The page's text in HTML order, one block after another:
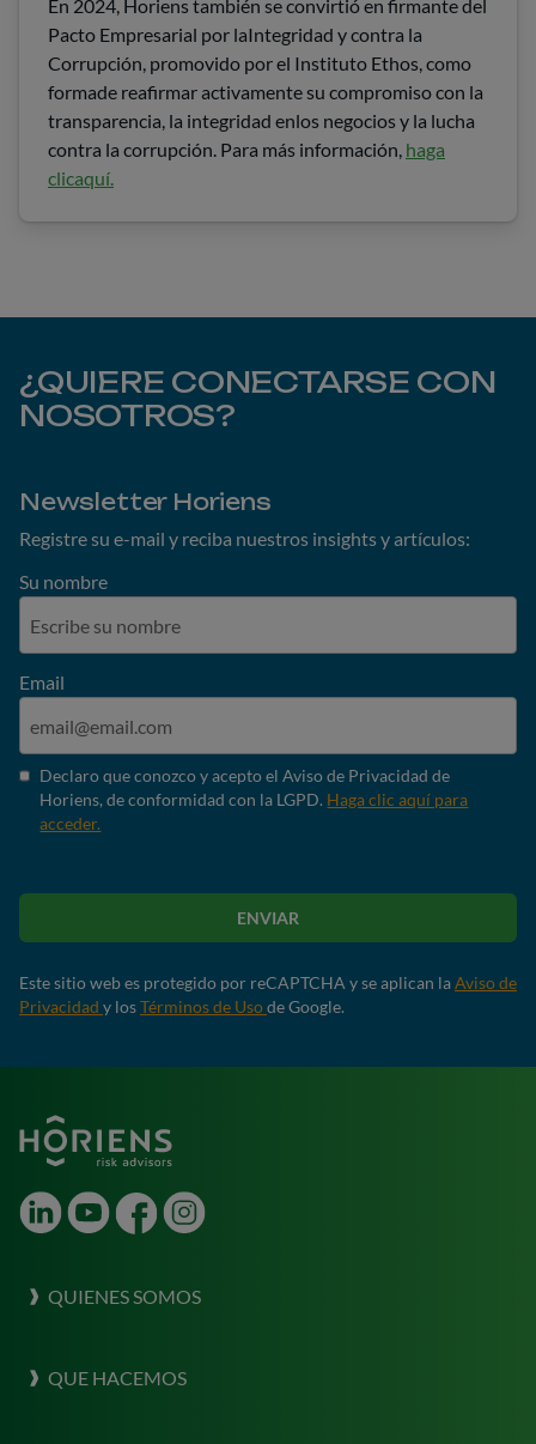
En 2024, Horiens también se convirtió en firmante del
Pacto Empresarial por laIntegridad y contra la
Corrupción, promovido por el Instituto Ethos, como
formade reafirmar activamente su compromiso con la
transparencia, la integridad enlos negocios y la lucha
contra la corrupción. Para más información, haga
clicaquí.
¿QUIERE CONECTARSE CON
NOSOTROS?
Newsletter Horiens
Registre su e-mail y reciba nuestros insights y artículos:
Su nombre
Email
Declaro que conozco y acepto el Aviso de Privacidad de
Horiens, de conformidad con la LGPD. Haga clic aquí para
acceder.
ENVIAR
Este sitio web es protegido por reCAPTCHA y se aplican laAviso de
Privacidad y losTérminos de Usode Google.
LinkedInYoutubeFacebookInstagram
QUIENES SOMOS
Nuestra Cultura
QUE HACEMOS